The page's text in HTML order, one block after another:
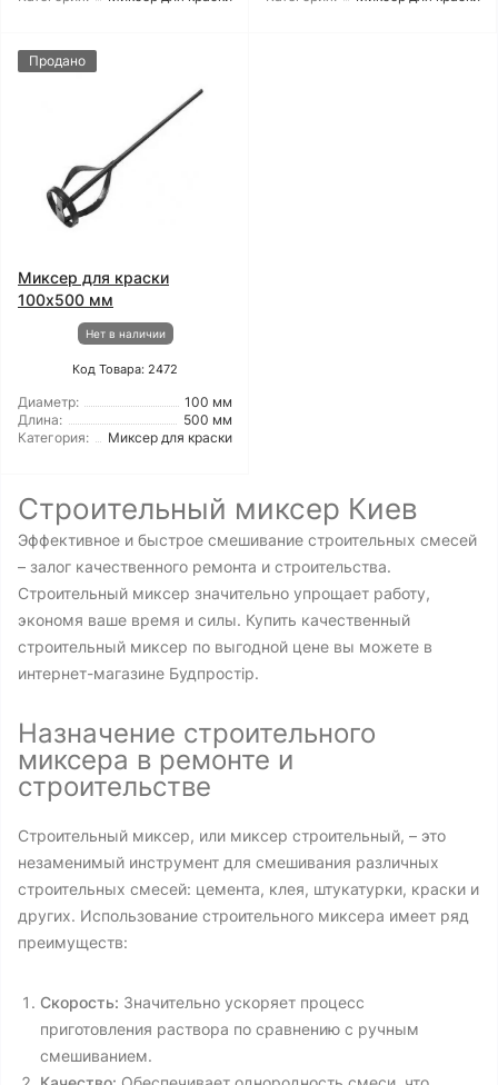
Продано
Миксер для краски
100х500 мм
Нет в наличии
Код Товара: 2472
Диаметр:
100 мм
Длина:
500 мм
Категория:
Миксер для краски
Строительный миксер Киев
Эффективное и быстрое смешивание строительных смесей
– залог качественного ремонта и строительства.
Строительный миксер значительно упрощает работу,
экономя ваше время и силы. Купить качественный
строительный миксер по выгодной цене вы можете в
интернет-магазине Будпростір.
Назначение строительного
миксера в ремонте и
строительстве
Строительный миксер, или миксер строительный, – это
незаменимый инструмент для смешивания различных
строительных смесей: цемента, клея, штукатурки, краски и
других. Использование строительного миксера имеет ряд
преимуществ:
Скорость: Значительно ускоряет процесс
приготовления раствора по сравнению с ручным
смешиванием.